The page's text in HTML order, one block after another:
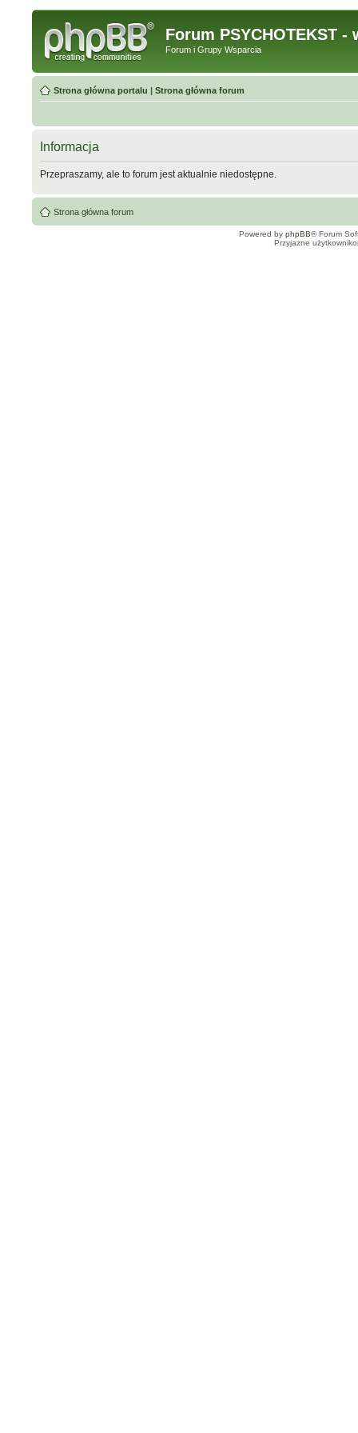
Forum PSYCHOTEKST
Forum i Grupy Wsparcia
Strona główna portalu | Strona główna forum
Informacja
Przepraszamy, ale to forum jest aktualnie niedostępne.
Strona główna forum
Powered by phpBB® Forum
Przyjazne